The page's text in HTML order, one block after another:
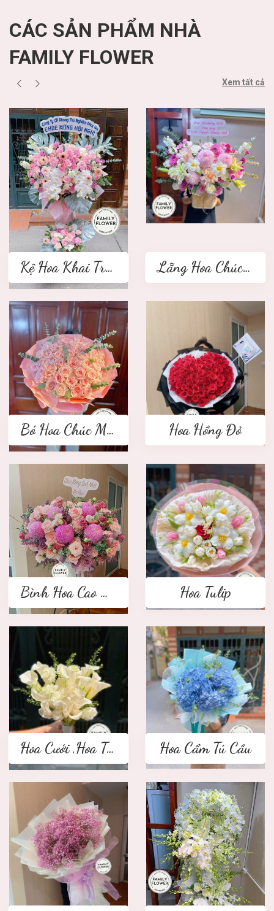
CÁC SẢN PHẨM NHÀ
FAMILY FLOWER
Xem tất cả
Kệ Hoa Khai Trương 2 tầng Lẵng Hoa Chúc Mừng
Bó Hoa Chúc Mừng Hoa Hồng Đỏ
Bình Hoa Cao Cấp Hoa Tulip
Hoa Cưới ,Hoa Tay Cầm Cô Dâu Hoa Cẩm Tú Cầu